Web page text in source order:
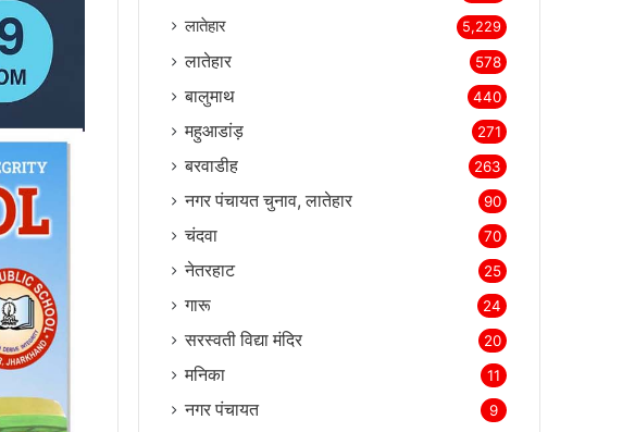
लातेहार 5,229
लातेहार 578
बालुमाथ 440
महुआडांड़ 271
बरवाडीह 263
नगर पंचायत चुनाव, लातेहार 90
चंदवा 70
नेतरहाट 25
गारू 24
सरस्‍वती विद्या मंदिर 20
मनिका 11
नगर पंचायत 9